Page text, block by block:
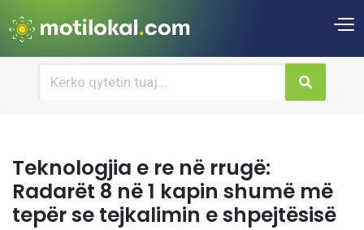
Teknologjia e re në rrugë:
Radarët 8 në 1 kapin shumë më
tepër se tejkalimin e shpejtësisë